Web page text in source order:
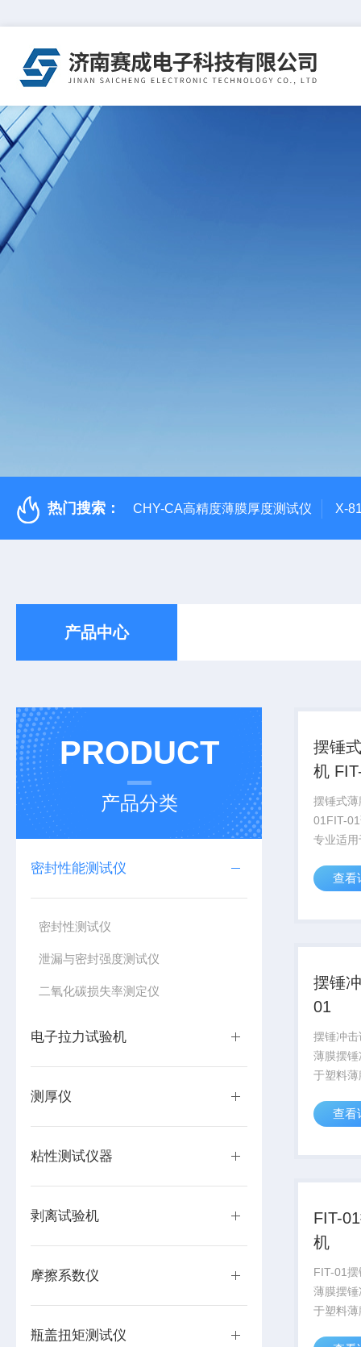
热门搜索： CHY-CA高精度薄膜厚度测试仪 X-
产品中心
PRODUCT
产品分类
密封性能测试仪
密封性测试仪
泄漏与密封强度测试仪
二氧化碳损失率测定仪
电子拉力试验机
测厚仪
粘性测试仪器
剥离试验机
摩擦系数仪
瓶盖扭矩测试仪
摆锤
机
摆锤式
01FIT-
专业适
锤冲击
查看
摆锤
01
摆锤冲
薄膜摆
于塑料
能的测定
查看
FIT-
机
FIT-01
薄膜摆
于塑料